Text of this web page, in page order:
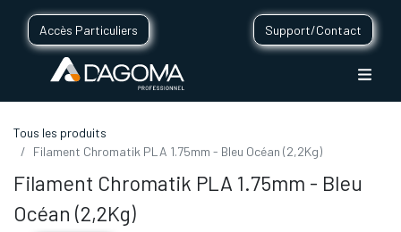
Accès Particuliers Support/Contact
Tous les produits
Filament Chromatik PLA 1.75mm - Bleu Océan (2,2Kg)
Filament Chromatik PLA 1.75mm - Bleu
Océan (2,2Kg)